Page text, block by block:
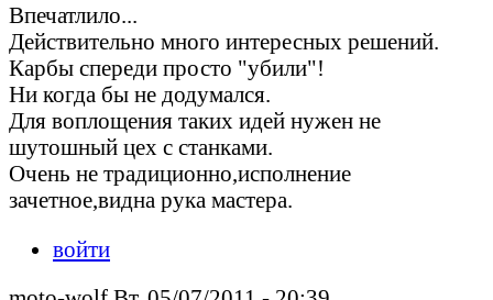
Впечатлило...
Действительно много интересных решений.
Карбы спереди просто "убили"!
Ни когда бы не додумался.
Для воплощения таких идей нужен не
шутошный цех с станками.
Очень не традиционно,исполнение
зачетное,видна рука мастера.
войти